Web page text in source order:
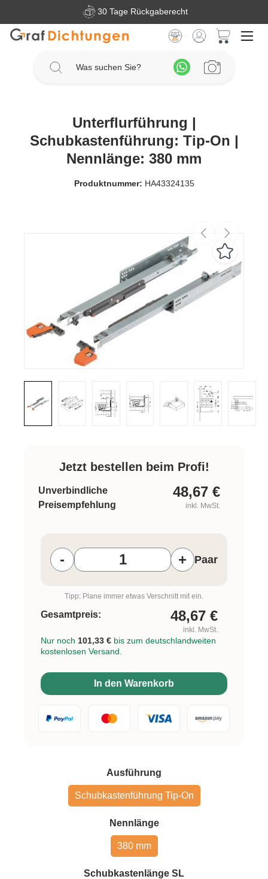
Zum Hauptinhalt springen30 Tage Rückgaberecht
Unterflurführung |
Schubkastenführung: Tip-On |
Nennlänge: 380 mm
Produktnummer: HA43324135
Ausführung
Schubkastenführung Tip-On
Nennlängeauswählen
380 mm
Schubkastenlänge SL
Jetzt bestellen beim Profi!
Unverbindliche
Preisempfehlung
48,67 €
inkl. MwSt.
- + Paar
Tipp: Plane immer etwas Verschnitt mit ein.
Gesamtpreis: 48,67 €
inkl. MwSt.
Nur noch 101,33 € bis zum deutschlandweiten
kostenlosen Versand.
In den Warenkorb